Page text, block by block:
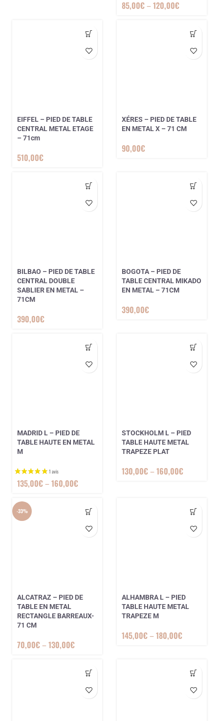
85,00€–120,00€
EIFFEL – PIED DE TABLE
CENTRAL METAL ETAGE
– 71cm
510,00€
XÉRES – PIED DE TABLE
EN METAL X – 71 CM
90,00€
BILBAO – PIED DE TABLE
CENTRAL DOUBLE
SABLIER EN METAL –
71CM
390,00€
BOGOTA – PIED DE
TABLE CENTRAL MIKADO
EN METAL – 71CM
390,00€
MADRID L – PIED DE
TABLE HAUTE EN METAL
M
135,00€–160,00€
STOCKHOLM L – PIED
TABLE HAUTE METAL
TRAPEZE PLAT
130,00€–160,00€
-33%
ALCATRAZ – PIED DE
TABLE EN METAL
RECTANGLE BARREAUX-
71 CM
70,00€–130,00€
ALHAMBRA L – PIED
TABLE HAUTE METAL
TRAPEZE M
145,00€–180,00€